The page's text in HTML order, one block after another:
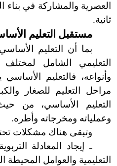
العصرية والمشاركة في بناء
ثانية.
مستقبل التعليم
بما أن التعليم
التعليمي الشامل
وأنواعه، فالتعليم
التعليم الأساسي، من
وعملياته ومخرجاته وأطره.
وتبقى هناك مشكلات
ـ إيجاد المعادلة
التعليمية والعوامل المحيطة